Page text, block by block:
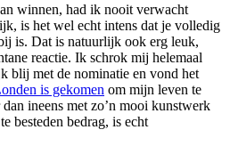
winnen, had ik nooit verwacht
is het wel echt intens dat je volledig
is. Dat is natuurlijk ook erg leuk,
reactie. Ik schrok mij helemaal
blij met de nominatie en vond het
is gekomen om mijn leven te
ineens met zo’n mooi kunstwerk
besteden bedrag, is echt